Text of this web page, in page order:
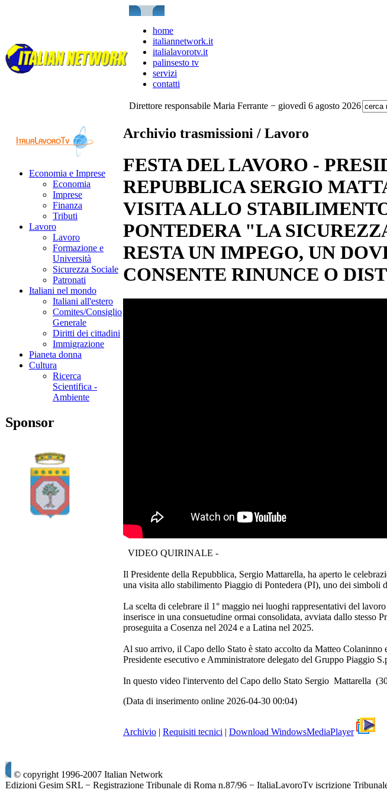
home
italiannetwork.it
italialavorotv.it
palinsesto tv
servizi
contatti
Direttore responsabile Maria Ferrante − giovedì 6 agosto 2026
Economia e Imprese
Economia
Imprese
Finanza
Tributi
Lavoro
Lavoro
Formazione e
Università
Sicurezza Sociale
Patronati
Italiani nel mondo
Italiani all'estero
Comites/Consiglio
Generale
Diritti dei cittadini
Immigrazione
Pianeta donna
Cultura
Ricerca
Scientifica -
Ambiente
Sponsor
Archivio trasmissioni / Lavoro
FESTA DEL LAVORO -
REPUBBLICA SERGIO
VISITA ALLO
PONTEDERA "LA
RESTA UN IMPEGO, UN
CONSENTE RINUNCE O
VIDEO QUIRINALE -
Il Presidente della Repubblica, Sergio Mattarella, ha aperto le
una visita allo stabilimento Piaggio di Pontedera (PI), uno dei simboli
La scelta di celebrare il 1° maggio nei luoghi rappresentativi del
inserisce in una consuetudine ormai consolidata, avviata dallo stesso
proseguita a Cosenza nel 2024 e a Latina nel 2025.
Al suo arrivo, il Capo dello Stato è stato accolto da Matteo
Presidente esecutivo e Amministratore delegato del Gruppo Piaggio
In questo video l'intervento del Capo dello Stato Sergio Mattarella
(Data di inserimento online 2026-04-30 00:04)
Archivio | Requisiti tecnici | Download WindowsMediaPlayer
© copyright 1996-2007 Italian Network
Edizioni Gesim SRL − Registrazione Tribunale di Roma n.87/96 − ItaliaLavoroTv iscrizione